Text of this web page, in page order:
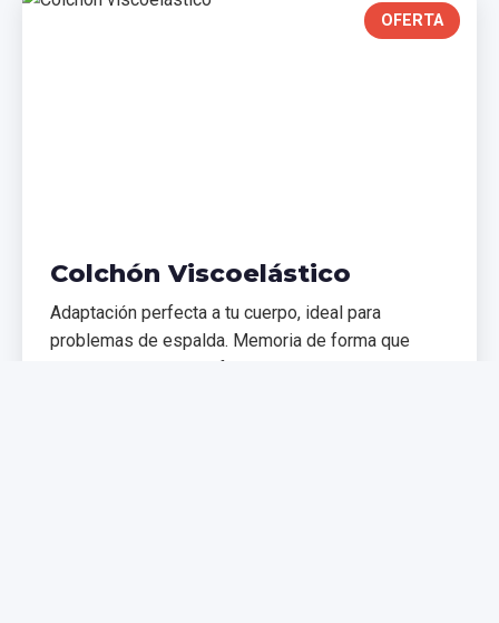
OFERTA
Colchón Viscoelástico
Adaptación perfecta a tu cuerpo, ideal para
problemas de espalda. Memoria de forma que
distribuye el peso uniformemente.